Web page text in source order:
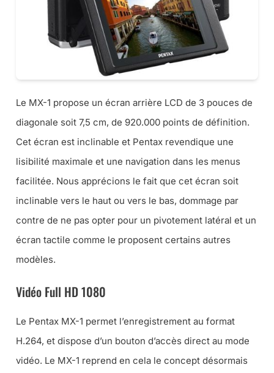
Le MX-1 propose un écran arrière LCD de 3 pouces de
diagonale soit 7,5 cm, de 920.000 points de définition.
Cet écran est inclinable et Pentax revendique une
lisibilité maximale et une navigation dans les menus
facilitée. Nous apprécions le fait que cet écran soit
inclinable vers le haut ou vers le bas, dommage par
contre de ne pas opter pour un pivotement latéral et un
écran tactile comme le proposent certains autres
modèles.
Vidéo Full HD 1080
Le Pentax MX-1 permet l’enregistrement au format
H.264, et dispose d’un bouton d’accès direct au mode
vidéo. Le MX-1 reprend en cela le concept désormais